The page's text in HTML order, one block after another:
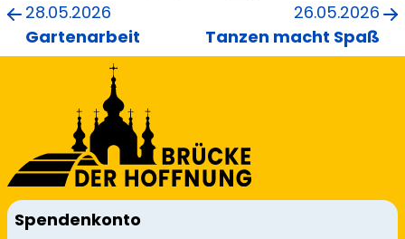
28.05.2026
Gartenarbeit
26.05.2026
Tanzen macht Spaß
Spendenkonto